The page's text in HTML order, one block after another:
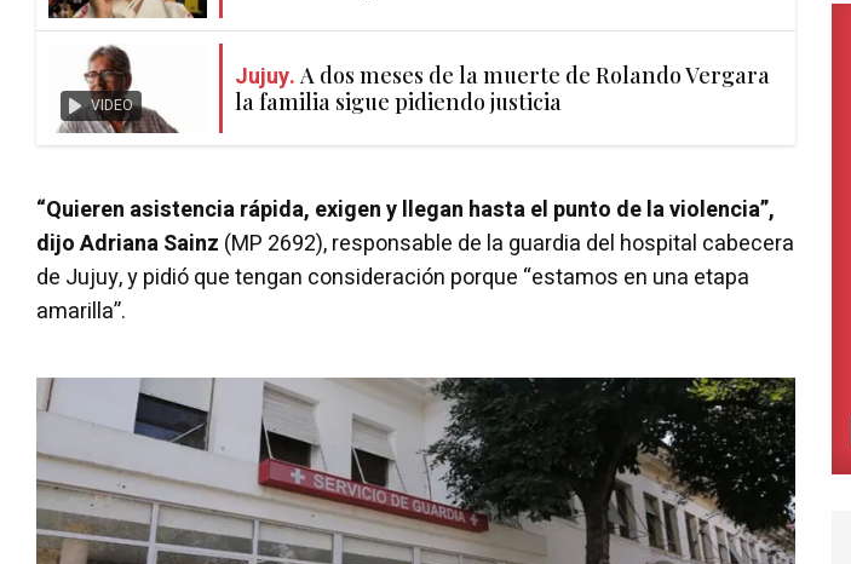
VIDEO
Jujuy. A dos meses de la muerte de Rolando Vergara
la familia sigue pidiendo justicia
“Quieren asistencia rápida, exigen y llegan hasta el punto de la violencia”,
dijo Adriana Sainz (MP 2692), responsable de la guardia del hospital cabecera
de Jujuy, y pidió que tengan consideración porque “estamos en una etapa
amarilla”.